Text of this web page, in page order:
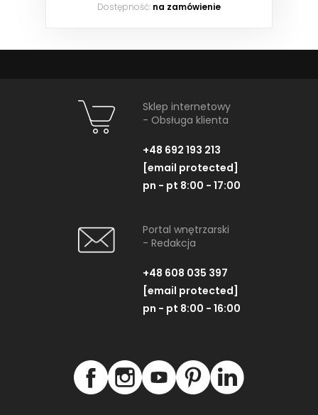
Dostępność: na zamówienie
Sklep internetowy
- Obsługa klienta
+48 692 193 213
[email protected]
pn - pt 8:00 - 17:00
Portal wnętrzarski
- Redakcja
+48 608 035 397
[email protected]
pn - pt 8:00 - 16:00